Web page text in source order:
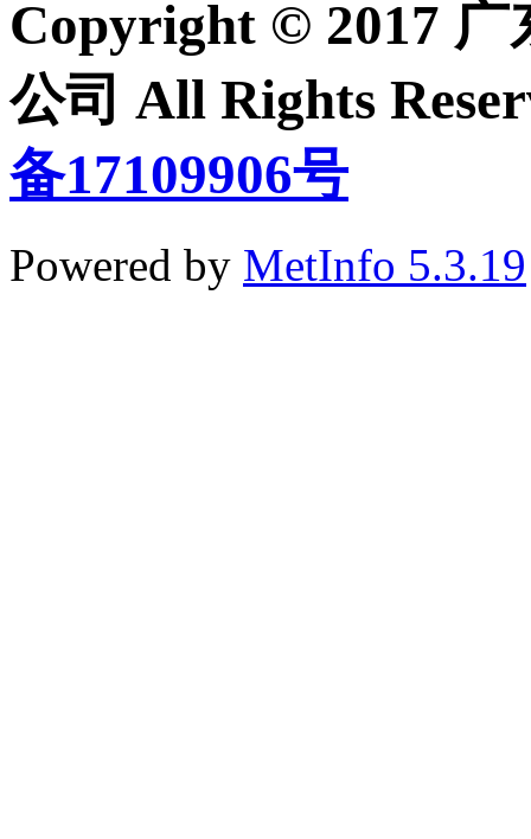
Copyright © 2017
公司 All Rights
备17109906号
Powered by MetInfo 5.3.19